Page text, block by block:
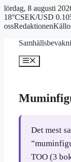
lördag, 8 augusti
18°CSEK/USD
ossRedaktionen
Meny
Det mest
TOO (3